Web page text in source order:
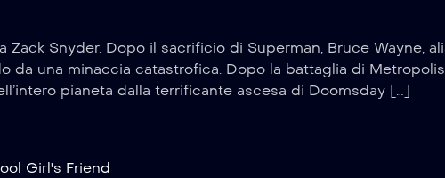
Snyder. Dopo il sacrificio di Superman, Bruce Wayne,
da una minaccia catastrofica. Dopo la battaglia di
pianeta dalla terrificante ascesa di Doomsday […]
Girl's Friend